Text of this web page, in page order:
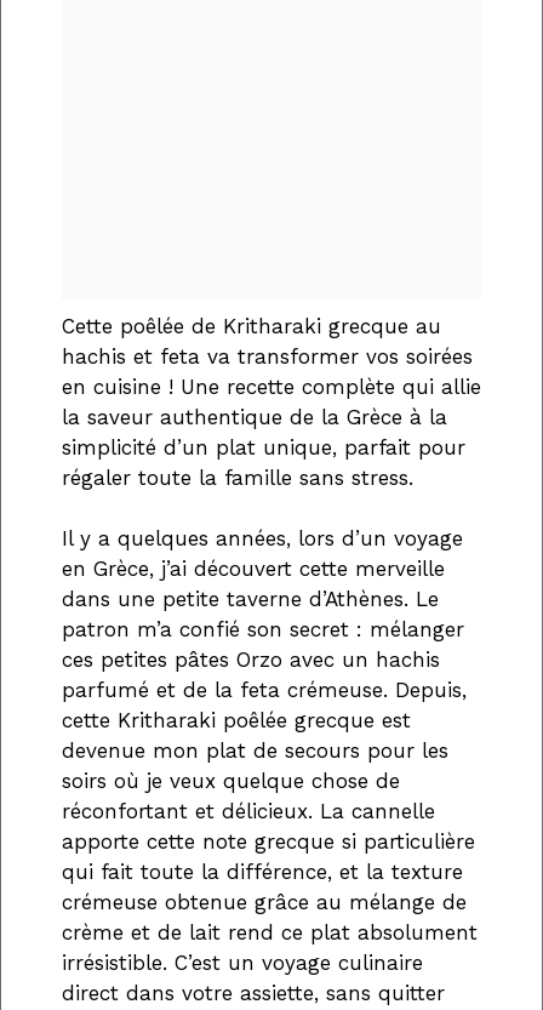
Cette poêlée de Kritharaki grecque au
hachis et feta va transformer vos soirées
en cuisine ! Une recette complète qui allie
la saveur authentique de la Grèce à la
simplicité d’un plat unique, parfait pour
régaler toute la famille sans stress.
Il y a quelques années, lors d’un voyage
en Grèce, j’ai découvert cette merveille
dans une petite taverne d’Athènes. Le
patron m’a confié son secret : mélanger
ces petites pâtes Orzo avec un hachis
parfumé et de la feta crémeuse. Depuis,
cette Kritharaki poêlée grecque est
devenue mon plat de secours pour les
soirs où je veux quelque chose de
réconfortant et délicieux. La cannelle
apporte cette note grecque si particulière
qui fait toute la différence, et la texture
crémeuse obtenue grâce au mélange de
crème et de lait rend ce plat absolument
irrésistible. C’est un voyage culinaire
direct dans votre assiette, sans quitter